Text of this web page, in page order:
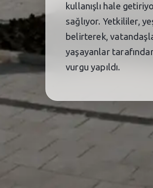
kullanışlı hale
sağlıyor. Yetkililer,
belirterek,
yaşayanlar
vurgu yapıldı.